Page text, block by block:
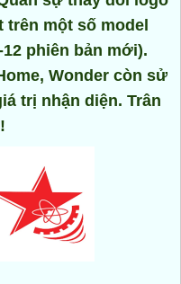
trên một số model
phiên bản mới).
Wonder còn sử
trị nhận diện. Trân